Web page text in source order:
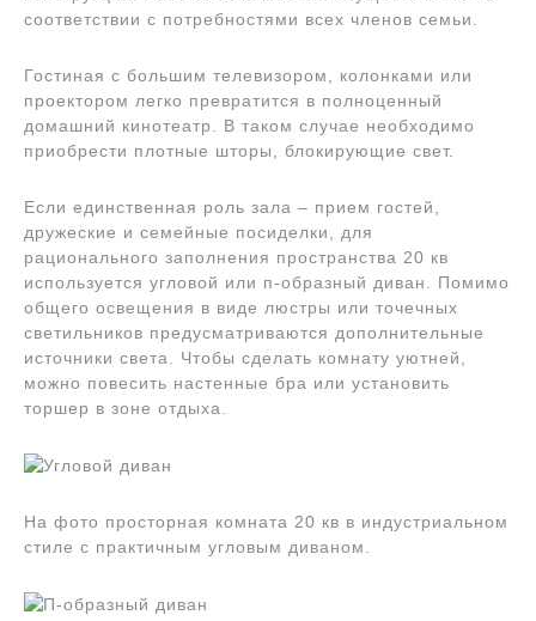
соответствии с потребностями всех членов семьи.
Гостиная с большим телевизором, колонками или
проектором легко превратится в полноценный
домашний кинотеатр. В таком случае необходимо
приобрести плотные шторы, блокирующие свет.
Если единственная роль зала – прием гостей,
дружеские и семейные посиделки, для
рационального заполнения пространства 20 кв
используется угловой или п-образный диван. Помимо
общего освещения в виде люстры или точечных
светильников предусматриваются дополнительные
источники света. Чтобы сделать комнату уютней,
можно повесить настенные бра или установить
торшер в зоне отдыха.
На фото просторная комната 20 кв в индустриальном
стиле с практичным угловым диваном.